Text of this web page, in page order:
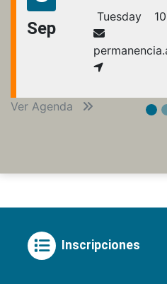
Sep
Tuesday
Ver Agenda
Inscripciones